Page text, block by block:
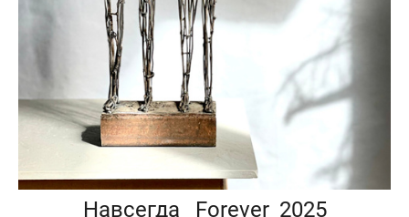
Навсегда_ Forever_2025